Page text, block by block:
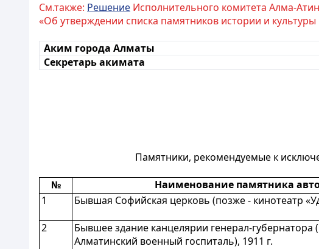
См.также: Решение Исполнительного комитета Алма-
«Об утверждении списка памятников истории и
Аким города Алматы
Секретарь акимата
Памятники, рекомендуемые к
№ Наименование памятника
1
Бывшая Софийская церковь (позже - кинотеатр
2
Бывшее здание канцелярии генерал-губернатора
Алматинский военный госпиталь), 1911 г.